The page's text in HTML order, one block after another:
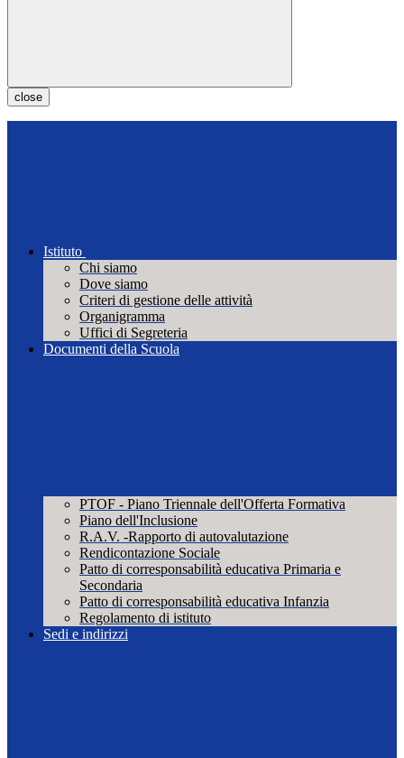
close
Istituto
Chi siamo
Dove siamo
Criteri di gestione delle attività
Organigramma
Uffici di Segreteria
Documenti della Scuola
PTOF - Piano Triennale dell'Offerta Formativa
Piano dell'Inclusione
R.A.V. -Rapporto di autovalutazione
Rendicontazione Sociale
Patto di corresponsabilità educativa Primaria e
Secondaria
Patto di corresponsabilità educativa Infanzia
Regolamento di istituto
Sedi e indirizzi